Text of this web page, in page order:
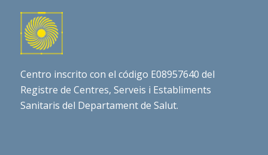
Centro inscrito con el código E08957640 del
Registre de Centres, Serveis i Establiments
Sanitaris del Departament de Salut.